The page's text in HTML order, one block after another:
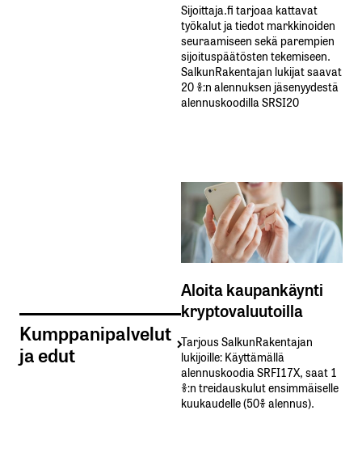
Kumppanipalvelut
ja edut
Sijoittaja.fi tarjoaa kattavat
työkalut ja tiedot markkinoiden
seuraamiseen sekä parempien
sijoituspäätösten tekemiseen.
SalkunRakentajan lukijat saavat
20 %:n alennuksen jäsenyydestä
alennuskoodilla SRSI20
Aloita kaupankäynti
kryptovaluutoilla
Tarjous SalkunRakentajan
lukijoille: Käyttämällä​ ​
alennuskoodia​ ​SRFI17X,​ ​saat​ ​1
%:n treidauskulut​ ​ensimmäiselle​ ​
kuukaudelle​ ​(50%​ ​alennus).